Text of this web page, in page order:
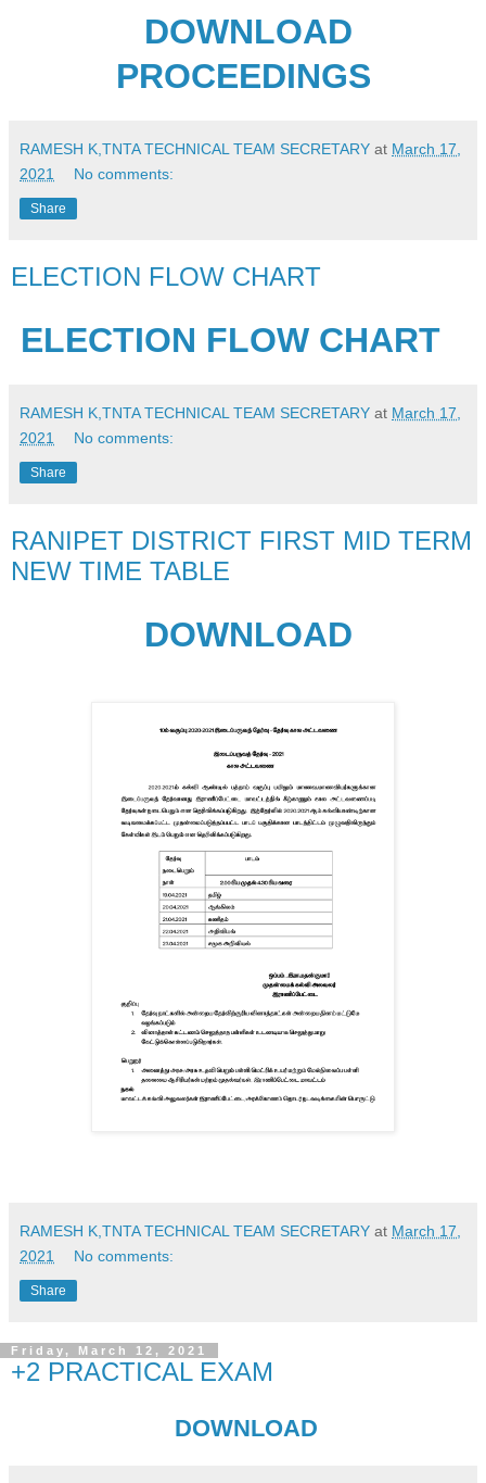
DOWNLOAD
PROCEEDINGS
RAMESH K,TNTA TECHNICAL TEAM SECRETARY at March 17,
2021
No comments:
Share
ELECTION FLOW CHART
ELECTION FLOW CHART
RAMESH K,TNTA TECHNICAL TEAM SECRETARY at March 17,
2021
No comments:
Share
RANIPET DISTRICT FIRST MID TERM
NEW TIME TABLE
DOWNLOAD
RAMESH K,TNTA TECHNICAL TEAM SECRETARY at March 17,
2021
No comments:
Share
Friday, March 12, 2021
+2 PRACTICAL EXAM
DOWNLOAD